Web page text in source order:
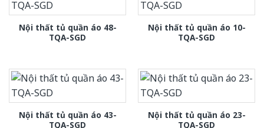
Nội thất tủ quần áo 48-
TQA-SGD
Nội thất tủ quần áo 10-
TQA-SGD
Nội thất tủ quần áo 43-
TQA-SGD
Nội thất tủ quần áo 23-
TQA-SGD